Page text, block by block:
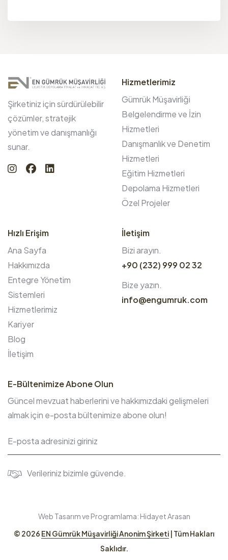
Şirketiniz için sürdürülebilir
çözümler, stratejik
yönetim ve danışmanlığı
sunar.
Hizmetlerimiz
Gümrük Müşavirliği
Belgelendirme ve İzin
Hizmetleri
Danışmanlık ve Denetim
Hizmetleri
Eğitim Hizmetleri
Depolama Hizmetleri
Özel Projeler
Hızlı Erişim
Ana Sayfa
Hakkımızda
Entegre Yönetim
Sistemleri
Hizmetlerimiz
Kariyer
Blog
İletişim
İletişim
Bizi arayın.
+90 (232) 999 02 32
Bize yazın.
info@engumruk.com
E-Bültenimize Abone Olun
Güncel mevzuat haberlerini ve hakkımızdaki gelişmeleri
almak için e-posta bültenimize abone olun!
Verileriniz bizimle güvende.
© 2026 EN Gümrük Müşavirliği Anonim Şirketi | Tüm Hakları
Saklıdır.
Web Tasarım ve Programlama: Hidayet Arasan